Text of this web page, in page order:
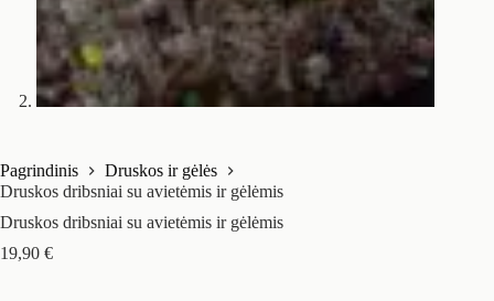
Pagrindinis
Druskos ir gėlės
Druskos dribsniai su avietėmis ir gėlėmis
Druskos dribsniai su avietėmis ir gėlėmis
19,90 €